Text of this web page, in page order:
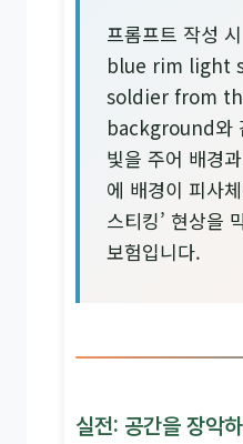
프롬프트 작성
blue rim light
soldier from
background와
빛을 주어 배경
에 배경이 피사
스티킹’ 현상을
보험입니다.
실전: 공간을 장악